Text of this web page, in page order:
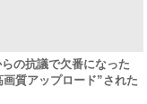
の抗議で欠番になった
画質アップロード”された